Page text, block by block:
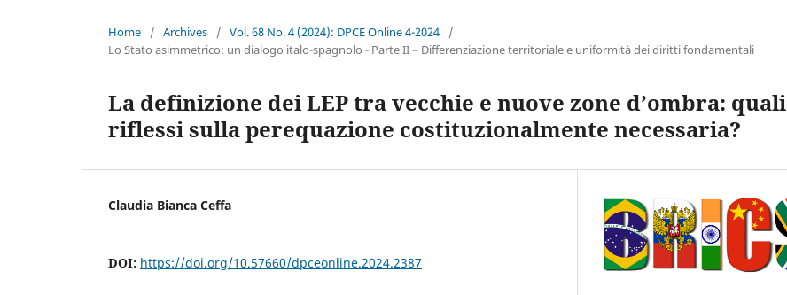
Home / Archives / Vol. 68 No. 4 (2024): DPCE Online 4-2024
/
Lo Stato asimmetrico: un dialogo italo-spagnolo - Parte II – Differenziazione territoriale e uniformità dei diritti fondamentali
La definizione dei LEP tra vecchie e nuove zone d’ombra: quali
riflessi sulla perequazione costituzionalmente necessaria?
Claudia Bianca Ceffa
DOI: https://doi.org/10.57660/dpceonline.2024.2387